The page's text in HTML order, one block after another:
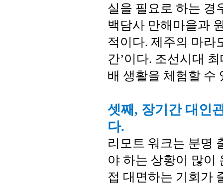
실을 필요로 하는 경
백담사 만해마을과
적이다. 제주의 마라
간’이다. 조선시대
배 생활을 체험할 수
셋째, 장기간 대인
다.
리모트 워크는 분명
야 하는 상황이 많이
접 대면하는 기회가